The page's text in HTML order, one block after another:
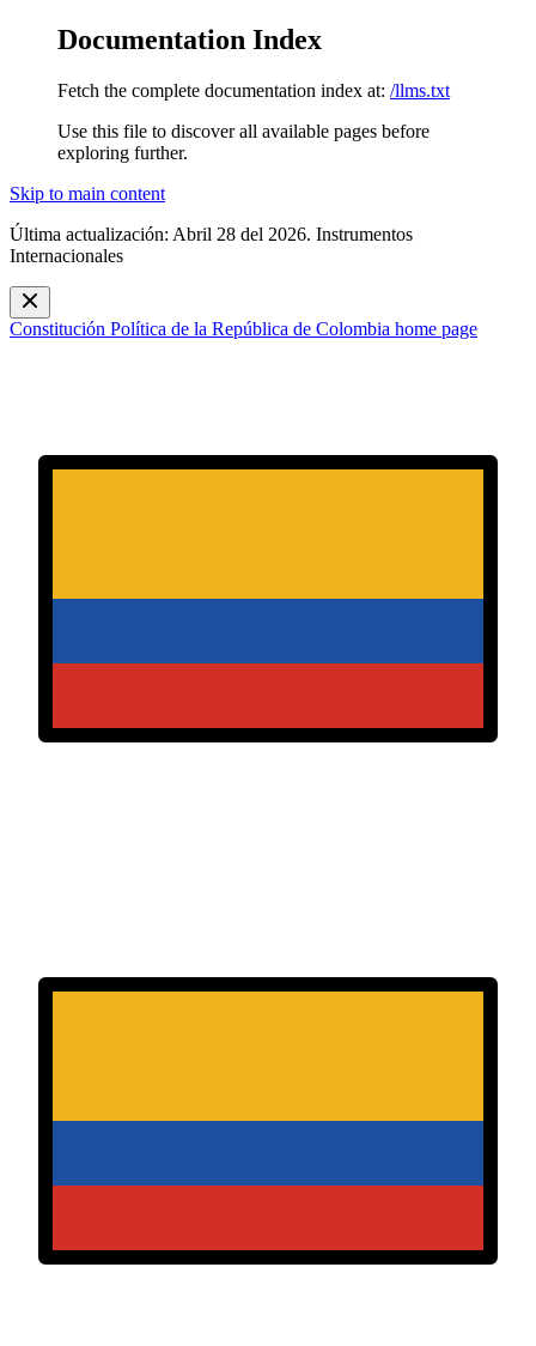
Documentation Index
Fetch the complete documentation index at: /llms.txt
Use this file to discover all available pages before
exploring further.
Skip to main content
Última actualización: Abril 28 del 2026. Instrumentos
Internacionales
Constitución Política de la República de Colombia home page